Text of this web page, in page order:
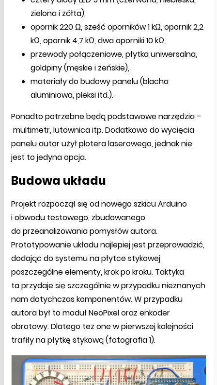
zielona i żółta),
opornik 220 Ω, sześć oporników 1 kΩ, opornik 2,2
kΩ, opornik 4,7 kΩ, dwa oporniki 10 kΩ,
przewody połączeniowe, płytka uniwersalna,
goldpiny (męskie i żeńskie),
materiały do budowy panelu (blacha
aluminiowa, pleksi itd.).
Ponadto potrzebne będą podstawowe narzędzia –
multimetr, lutownica itp. Dodatkowo do wycięcia
panelu autor użył plotera laserowego, jednak nie
jest to jedyna opcja.
Budowa układu
Projekt rozpoczął się od nowego szkicu Arduino
i obwodu testowego, zbudowanego
do przeanalizowania pomysłów autora.
Prototypowanie układu najlepiej jest przeprowadzić,
dodając do systemu na płytce stykowej
poszczególne elementy, krok po kroku. Taktyka
ta przydaje się szczególnie w przypadku nieznanych
nam dotychczas komponentów. W przypadku
autora był to moduł NeoPixel oraz enkoder
obrotowy. Dlatego też one w pierwszej kolejności
trafiły na płytkę stykową (fotografia 1).